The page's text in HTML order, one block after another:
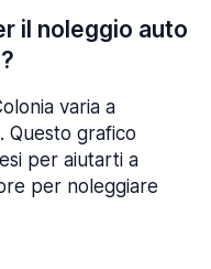
il noleggio auto
varia a
Questo grafico
per aiutarti a
per noleggiare